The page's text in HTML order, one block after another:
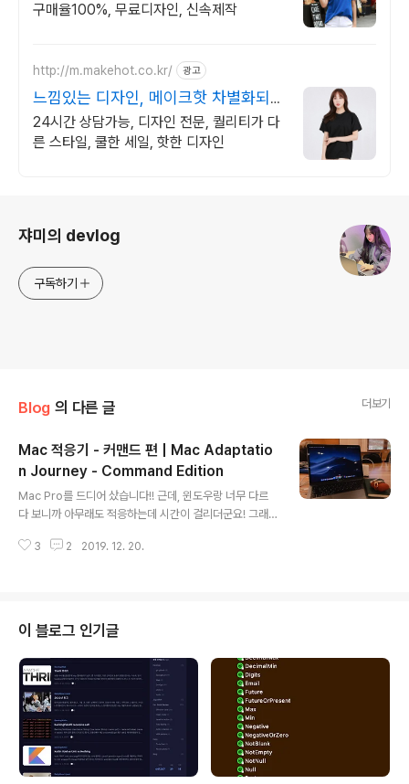
구매율100%, 무료디자인, 신속제작
http://m.makehot.co.kr/ 광고
느낌있는 디자인, 메이크핫 차별화되고
세련된 디자인!
24시간 상담가능, 디자인 전문, 퀄리티가 다
른 스타일, 쿨한 세일, 핫한 디자인
쟈미의 devlog
구독하기
Blog 의 다른 글 더보기
Mac 적응기 - 커맨드 편 | Mac Adaptatio
n Journey - Command Edition
Mac Pro를 드디어 샀습니다!! 근데, 윈도우랑 너무 다르
다 보니까 아무래도 적응하는데 시간이 걸리더군요! 그래
정리하려 합니다Mac Command키보드 키는 기호랑 연
인 커맨드 입니다.복사 : ⌘ + c붙여넣기 : ⌘ + v잘라내기
: ⌘ + x되돌리기 : ⌘ + z전체선택 : ⌘ + a저장 : ⌘ + s
찾기 : ⌘ + f윈도우와 매칭이 어려운 커맨드애플리케이션
닫기 : ⌘ + q탭닫기 : ⌘ + w 파일 삭제 : ⌘ + delete파
일 들어가기 &..
3 2 2019. 12. 20.
이 블로그 인기글